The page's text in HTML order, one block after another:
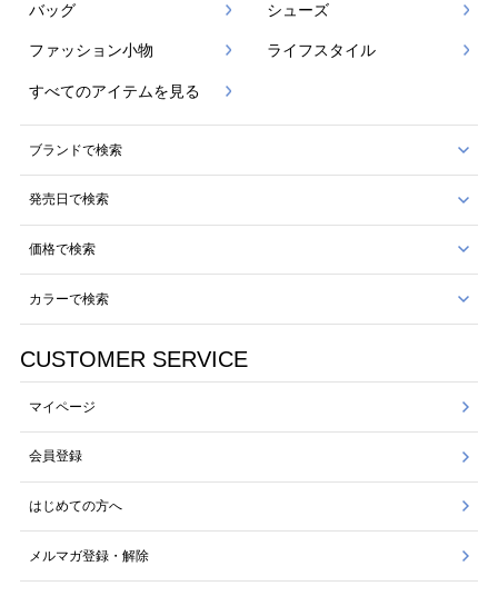
バッグ シューズ
ファッション小物 ライフスタイル
すべてのアイテムを見る
ブランドで検索
発売日で検索
価格で検索
カラーで検索
CUSTOMER SERVICE
マイページ
会員登録
はじめての方へ
メルマガ登録・解除